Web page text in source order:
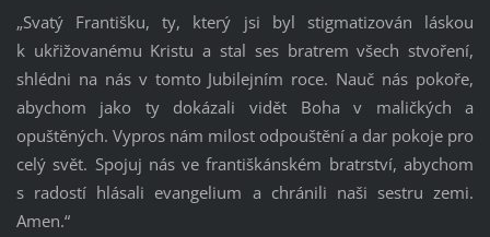
„Svatý Františku, ty, který jsi byl stigmatizován láskou
k ukřižovanému Kristu a stal ses bratrem všech stvoření,
shlédni na nás v tomto Jubilejním roce. Nauč nás pokoře,
abychom jako ty dokázali vidět Boha v maličkých a
opuštěných. Vypros nám milost odpouštění a dar pokoje pro
celý svět. Spojuj nás ve františkánském bratrství, abychom
s radostí hlásali evangelium a chránili naši sestru zemi.
Amen.“